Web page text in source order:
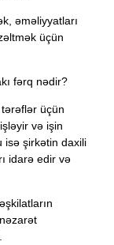
əməliyyatları
üçün
fərq nədir?
tərəflər üçün
və işin
isə şirkətin daxili
idarə edir və